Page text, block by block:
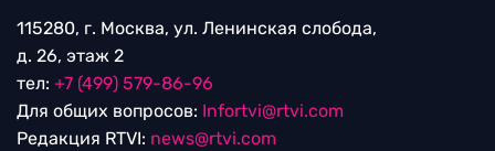
115280, г. Москва, ул. Ленинская слобода,
д. 26, этаж 2
тел: +7 (499) 579-86-96
Для общих вопросов: Infortvi@rtvi.com
Редакция RTVI: news@rtvi.com